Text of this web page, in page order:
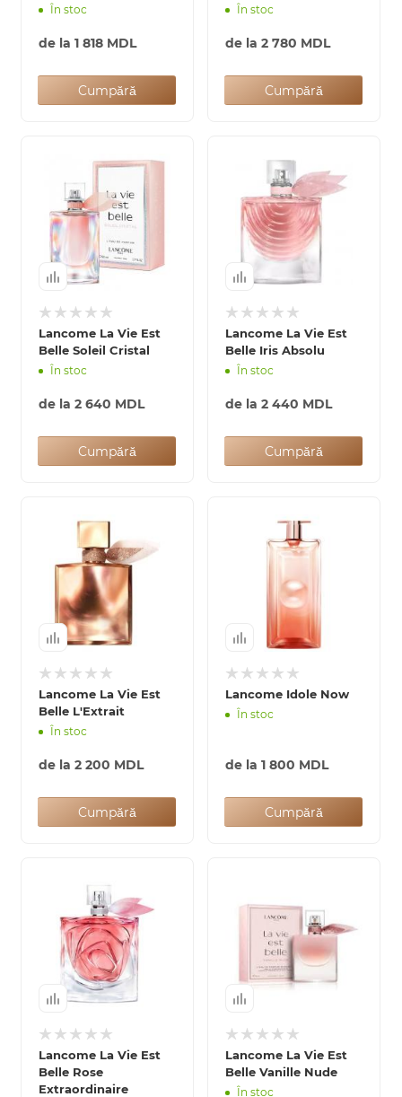
În stoc
de la 1 818 MDL
Cumpără
În stoc
de la 2 780 MDL
Cumpără
Lancome La Vie Est
Belle Soleil Cristal
În stoc
de la 2 640 MDL
Cumpără
Lancome La Vie Est
Belle Iris Absolu
În stoc
de la 2 440 MDL
Cumpără
Lancome La Vie Est
Belle L'Extrait
În stoc
de la 2 200 MDL
Cumpără
Lancome Idole Now
În stoc
de la 1 800 MDL
Cumpără
Lancome La Vie Est
Belle Rose
Extraordinaire
Lancome La Vie Est
Belle Vanille Nude
În stoc